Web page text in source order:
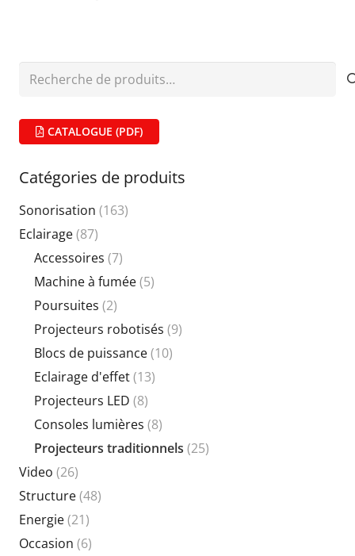
Recherche
CATALOGUE (PDF)
Catégories de produits
Sonorisation (163)
Eclairage(87)
Accessoires (7)
Machine à fumée(5)
Poursuites (2)
Projecteurs robotisés (9)
Blocs de puissance(10)
Eclairage d'effet(13)
Projecteurs LED (8)
Consoles lumières (8)
Projecteurs traditionnels (25)
Video (26)
Structure(48)
Energie(21)
Occasion (6)